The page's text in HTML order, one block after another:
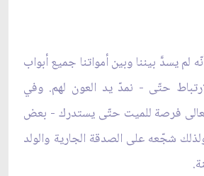
لم يسدَّ بيننا وبين أمواتنا جميع أبواب
حتّى - نمدّ يد العون لهم. وفي
فرصة للميت حتّى يستدرك - بعض
شجّعه على الصدقة الجارية والولد